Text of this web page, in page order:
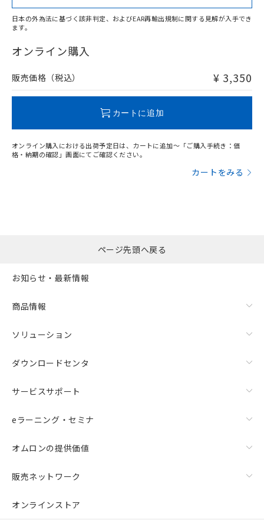
在庫等で未対応品が混在する可能性があります。
問い合わせください。
日本の外為法に基づく該非判定、およびEAR再輸出規制に関する見解が入手でき
ます。
オンライン購入
販売価格（税込） ¥ 3,350
カートに追加
オンライン購入における出荷予定日は、カートに追加～「ご購入手続き：価
格・納期の確認」画面にてご確認ください。
カートをみる
ページ先頭へ戻る
お知らせ・最新情報
商品情報
ソリューション
ダウンロードセンタ
サービスサポート
eラーニング・セミナ
オムロンの提供価値
販売ネットワーク
オンラインストア